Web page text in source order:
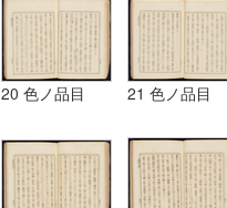
20 色ノ品目 21 色ノ品目